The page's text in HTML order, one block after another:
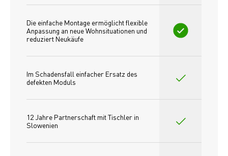
Die einfache Montage ermöglicht flexible
Anpassung an neue Wohnsituationen und
reduziert Neukäufe
Im Schadensfall einfacher Ersatz des
defekten Moduls
12 Jahre Partnerschaft mit Tischler in
Slowenien